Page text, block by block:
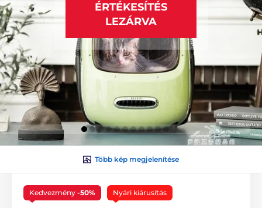
ÉRTÉKESÍTÉS
LEZÁRVA
Több kép megjelenítése
Kedvezmény -50% Nyári kiárusítás